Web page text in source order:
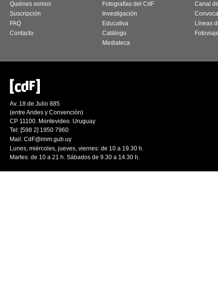
Quiénes somos
Suscripción
FAQ
Contacto
Fotografías del CdF
Investigación
Educativa
Catálogo
Mediateca
Canal
Líneas
Av. 18 de Julio 885
(entre Andes y Convención)
CP 11100. Montevideo. Uruguay
Tel: [598 2] 1950 7960
Mail: CdF@imm.gub.uy
Lunes, miércoles, jueves, viernes: de 10 a 19.30 h.
Martes: de 10 a 21 h. Sábados de 9.30 a 14.30 h.